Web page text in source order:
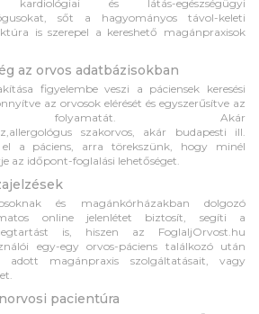
kardiológiai és látás-egészségügyi
sőt a hagyományos távol-keleti
is szerepel a kereshető magánpraxisok
az orvos adatbázisokban
figyelembe veszi a páciensek keresési
az orvosok elérését és egyszerűsítve az
folyamatát. Akár
szakorvos, akár budapesti ill.
el a páciens, arra törekszünk, hogy minél
az időpont-foglalási lehetőséget.
és magánkórházakban dolgozó
online jelenlétet biztosít, segíti a
is, hiszen az FoglaljOrvost.hu
egy-egy orvos-páciens találkozó után
adott magánpraxis szolgáltatásait, vagy
pacientúra